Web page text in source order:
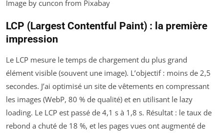
Image by cuncon from Pixabay
LCP (Largest Contentful Paint) : la première
impression
Le LCP mesure le temps de chargement du plus grand
élément visible (souvent une image). L’objectif : moins de 2,5
secondes. J’ai optimisé un site de vêtements en compressant
les images (WebP, 80 % de qualité) et en utilisant le lazy
loading. Le LCP est passé de 4,1 s à 1,8 s. Résultat : le taux de
rebond a chuté de 18 %, et les pages vues ont augmenté de